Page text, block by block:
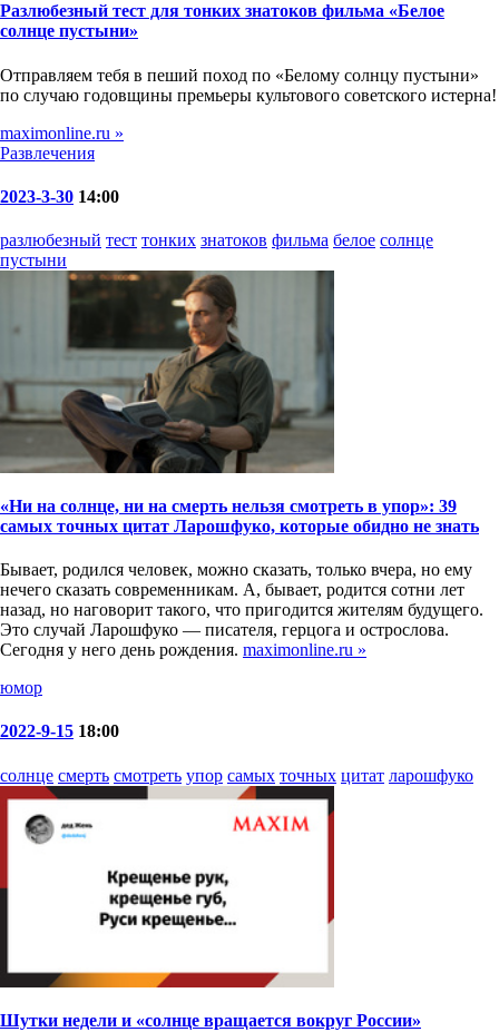
Разлюбезный тест для тонких знатоков фильма «Белое
солнце пустыни»
Отправляем тебя в пеший поход по «Белому солнцу пустыни»
по случаю годовщины премьеры культового советского истерна!
maximonline.ru »
Развлечения
2023-3-30 14:00
разлюбезный тест тонких знатоков фильма белое солнце
пустыни
«Ни на солнце, ни на смерть нельзя смотреть в упор»: 39
самых точных цитат Ларошфуко, которые обидно не знать
Бывает, родился человек, можно сказать, только вчера, но ему
нечего сказать современникам. А, бывает, родится сотни лет
назад, но наговорит такого, что пригодится жителям будущего.
Это случай Ларошфуко — писателя, герцога и острослова.
Сегодня у него день рождения. maximonline.ru »
юмор
2022-9-15 18:00
солнце смерть смотреть упор самых точных цитат ларошфуко
Шутки недели и «солнце вращается вокруг России»